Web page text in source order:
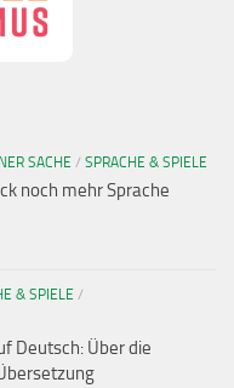
SACHE / SPRACHE & SPIELE
noch mehr Sprache
& SPIELE /
Deutsch: Über die